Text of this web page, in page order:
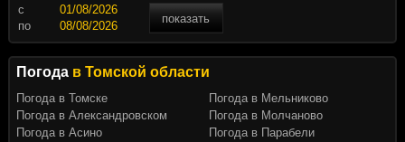
c
показать
по
Погода в Томской области
Погода в Томске
Погода в Александровском
Погода в Асино
Погода в Мельниково
Погода в Молчаново
Погода в Парабели